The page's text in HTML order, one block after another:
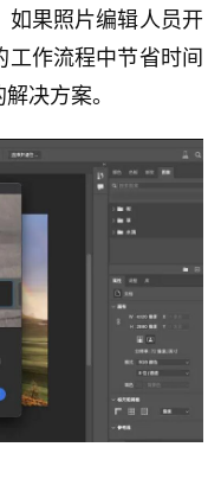
如果照片编辑人员开
作流程中节省时间
决方案。